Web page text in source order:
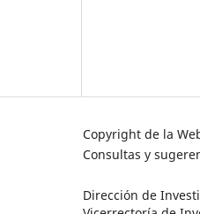
Copyright de la
Consultas y
Dirección de